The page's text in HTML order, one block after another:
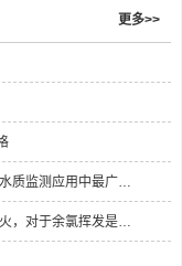
更多>>
化学需氧量(COD)和生化需氧量(BOD5) 是目前水质监测应用中最广泛的间接表示水体中有机物的污染指标
水快开时打开壶盖，或者谁烧开后等3分钟再关火，对于余氯挥发是否会有影响？